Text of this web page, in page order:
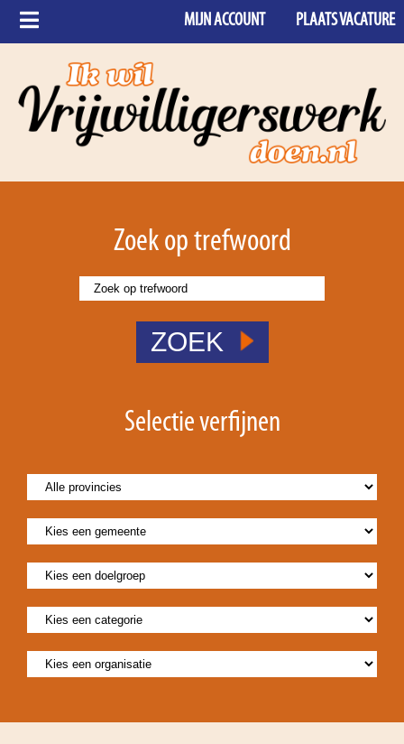
PLAATS VACATURE
MIJN ACCOUNT
Zoek op trefwoord
ZOEK
Selectie verfijnen